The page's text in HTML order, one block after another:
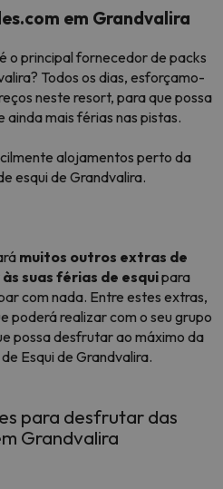
em Grandvalira
o principal fornecedor de packs
Todos os dias, esforçamo-
neste resort, para que possa
mais férias nas pistas.
alojamentos perto da
esqui de Grandvalira.
muitos outros extras de
suas férias de esquipara
com nada. Entre estes extras,
poderá realizar com o seu grupo
possa desfrutar ao máximo da
Esqui de Grandvalira.
para desfrutar das
Grandvalira